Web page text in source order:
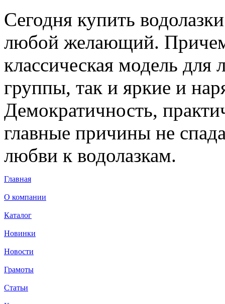
Сегодня купить
любой желающий. Причем
классическая модель для
группы, так и яркие и
Демократичность,
главные причины не
любви к водолазкам.
Главная
О компании
Каталог
Новинки
Новости
Грамоты
Статьи